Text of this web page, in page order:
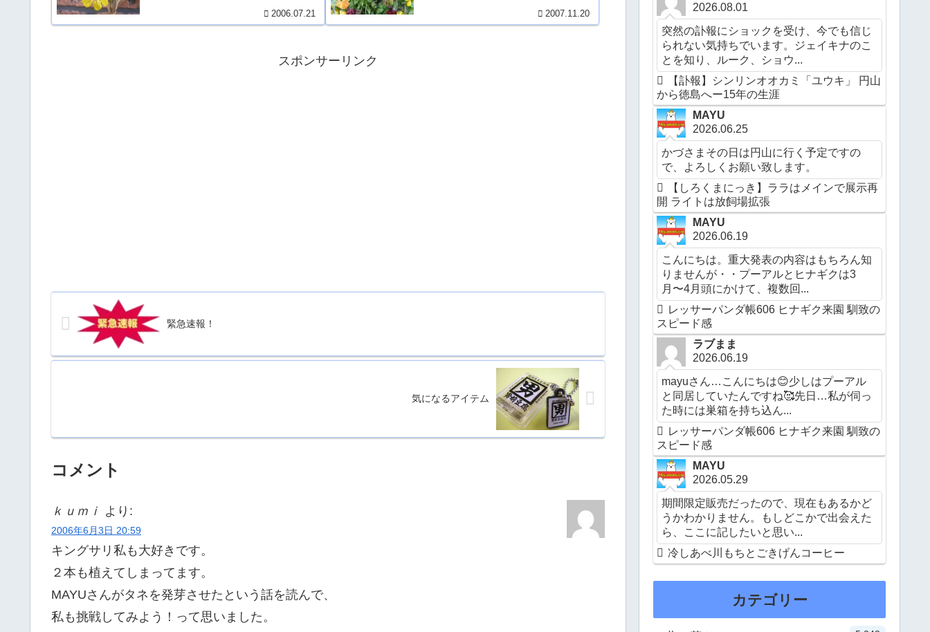
2006.07.21 2007.11.20
スポンサーリンク
緊急速報！
気になるアイテム
コメント
ｋｕｍｉ より:
2006年6月3日 20:59
キングサリ私も大好きです。
２本も植えてしまってます。
MAYUさんがタネを発芽させたという話を読んで、
私も挑戦してみよう！って思いました。
2026.08.01
突然の訃報にショックを受け、今でも信じ
られない気持ちでいます。ジェイキナのこ
とを知り、ルーク、ショウ...
【訃報】シンリンオオカミ「ユウキ」 円山
から徳島へー15年の生涯
MAYU
2026.06.25
かづさまその日は円山に行く予定ですの
で、よろしくお願い致します。
【しろくまにっき】ララはメインで展示再
開 ライトは放飼場拡張
MAYU
2026.06.19
こんにちは。重大発表の内容はもちろん知
りませんが・・プーアルとヒナギクは3
月〜4月頭にかけて、複数回...
レッサーパンダ帳606 ヒナギク来園 馴致の
スピード感
ラブまま
2026.06.19
mayuさん…こんにちは😊少しはプーアル
と同居していたんですね🥰先日…私が伺っ
た時には巣箱を持ち込ん...
レッサーパンダ帳606 ヒナギク来園 馴致の
スピード感
MAYU
2026.05.29
期間限定販売だったので、現在もあるかど
うかわかりません。もしどこかで出会えた
ら、ここに記したいと思い...
冷しあべ川もちとごきげんコーヒー
カテゴリー